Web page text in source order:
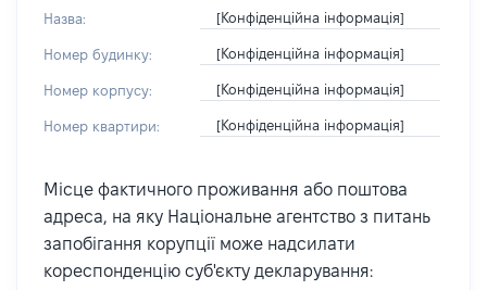
Назва: [Конфіденційна інформація]
Номер будинку: [Конфіденційна інформація]
Номер корпусу: [Конфіденційна інформація]
Номер квартири: [Конфіденційна інформація]
Місце фактичного проживання або поштова
адреса, на яку Національне агентство з питань
запобігання корупції може надсилати
кореспонденцію суб'єкту декларування: